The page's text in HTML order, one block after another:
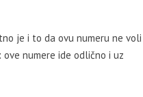
je i to da ovu numeru ne voli
ove numere ide odlično i uz